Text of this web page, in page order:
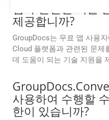
앱과 관련된 기술
제공합니까?
GroupDocs는 무료 앱 사용
Cloud 플랫폼과 관련된 문제
데 도움이 되는 기술 지원을
사용하여 수행할
한이 있습니까?